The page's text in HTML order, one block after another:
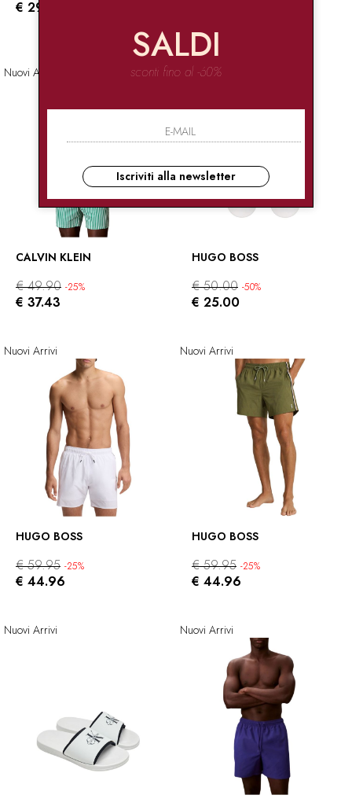
€ 29.00
Nuovi Arrivi
CALVIN KLEIN
€ 49.90 -25%
€ 37.43
Nuovi Arrivi
HUGO BOSS
€ 50.00 -50%
€ 25.00
Nuovi Arrivi
HUGO BOSS
€ 59.95 -25%
€ 44.96
Nuovi Arrivi
HUGO BOSS
€ 59.95 -25%
€ 44.96
Nuovi Arrivi Nuovi Arrivi
SALDI
sconti fino al -60%
Iscriviti alla newsletter